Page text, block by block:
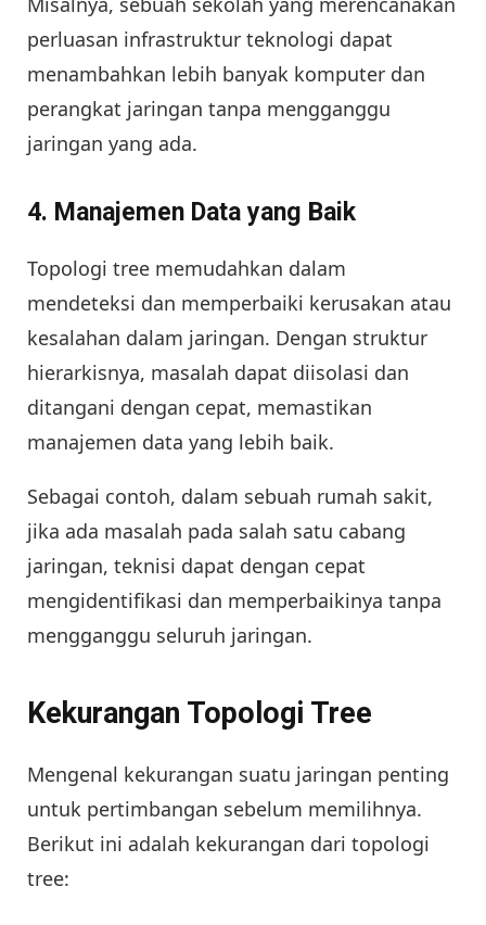
perluasan infrastruktur teknologi dapat
menambahkan lebih banyak komputer dan
perangkat jaringan tanpa mengganggu
jaringan yang ada.
4. Manajemen Data yang Baik
Topologi tree memudahkan dalam
mendeteksi dan memperbaiki kerusakan atau
kesalahan dalam jaringan. Dengan struktur
hierarkisnya, masalah dapat diisolasi dan
ditangani dengan cepat, memastikan
manajemen data yang lebih baik.
Sebagai contoh, dalam sebuah rumah sakit,
jika ada masalah pada salah satu cabang
jaringan, teknisi dapat dengan cepat
mengidentifikasi dan memperbaikinya tanpa
mengganggu seluruh jaringan.
Kekurangan Topologi Tree
Mengenal kekurangan suatu jaringan penting
untuk pertimbangan sebelum memilihnya.
Berikut ini adalah kekurangan dari topologi
tree: